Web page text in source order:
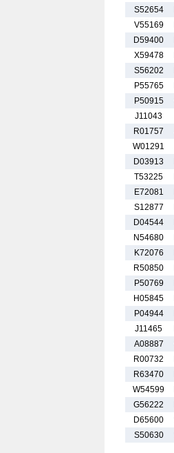
S52654
V55169
D59400
X59478
S56202
P55765
P50915
J11043
R01757
W01291
D03913
T53225
E72081
S12877
D04544
N54680
K72076
R50850
P50769
H05845
P04944
J11465
A08887
R00732
R63470
W54599
G56222
D65600
S50630